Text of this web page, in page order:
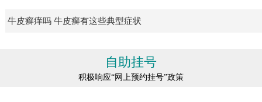
牛皮癣痒吗 牛皮癣有这些典型症状
自助挂号
积极响应“网上预约挂号”政策